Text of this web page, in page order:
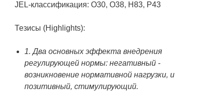
JEL-классификация: O30, O38, H83, P43
Тезисы (Highlights):
1. Два основных эффекта внедрения
регулирующей нормы: негативный -
возникновение нормативной нагрузки, и
позитивный, стимулирующий.